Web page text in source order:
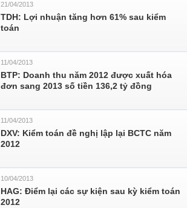
21/04/2013
TDH: Lợi nhuận tăng hơn 61% sau kiểm
toán
11/04/2013
BTP: Doanh thu năm 2012 được xuất hóa
đơn sang 2013 số tiền 136,2 tỷ đồng
11/04/2013
DXV: Kiểm toán đề nghị lập lại BCTC năm
2012
10/04/2013
HAG: Điểm lại các sự kiện sau kỳ kiểm toán
2012